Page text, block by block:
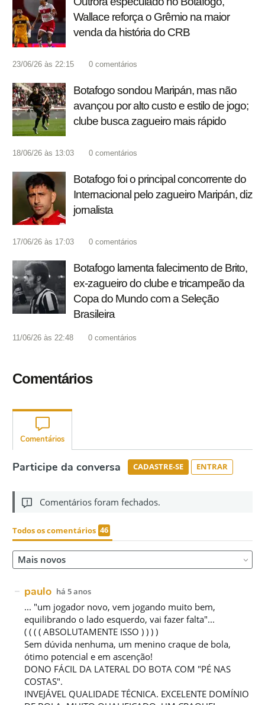
Wallace reforça o Grêmio na maior
venda da história do CRB
23/06/26 às 22:15 0 comentários
Botafogo sondou Maripán, mas não
avançou por alto custo e estilo de jogo;
clube busca zagueiro mais rápido
18/06/26 às 13:03 0 comentários
Botafogo foi o principal concorrente do
Internacional pelo zagueiro Maripán, diz
jornalista
17/06/26 às 17:03 0 comentários
Botafogo lamenta falecimento de Brito,
ex-zagueiro do clube e tricampeão da
Copa do Mundo com a Seleção
Brasileira
11/06/26 às 22:48 0 comentários
Comentários